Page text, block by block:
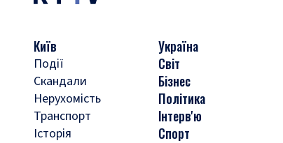
Київ
Події
Скандали
Нерухомість
Транспорт
Історія
Україна
Світ
Бізнес
Політика
Інтерв'ю
Спорт